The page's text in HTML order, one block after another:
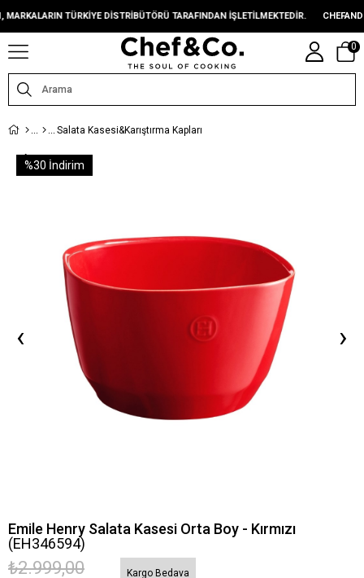
TÜRKIYE DISTRIBÜTÖRÜ TARAFINDAN IŞLETILMEKTEDIR.
0
Salata Kasesi&Karıştırma Kapları
‹ ›
%30 İndirim
Emile Henry Salata Kasesi Orta Boy - Kırmızı
(EH346594)
₺2.999,00 Kargo Bedava